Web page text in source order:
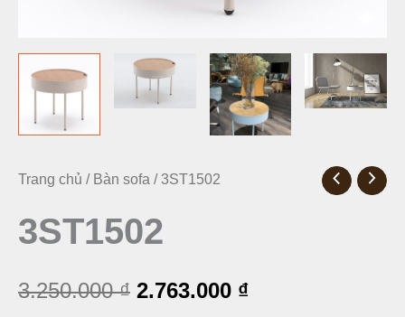
Trang chủ / Bàn sofa / 3ST1502
3ST1502
3.250.000₫
Giá
gốc
3.250.000 ₫.
2.763.000 ₫
3ST1502
lượng